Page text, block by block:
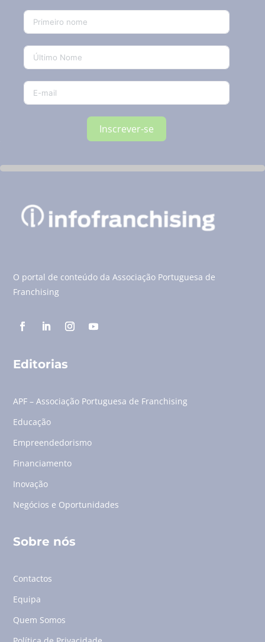
Inscrever-se
O portal de conteúdo da Associação Portuguesa de
Franchising
Editorias
APF – Associação Portuguesa de Franchising
Educação
Empreendedorismo
Financiamento
Inovação
Negócios e Oportunidades
Sobre nós
Contactos
Equipa
Quem Somos